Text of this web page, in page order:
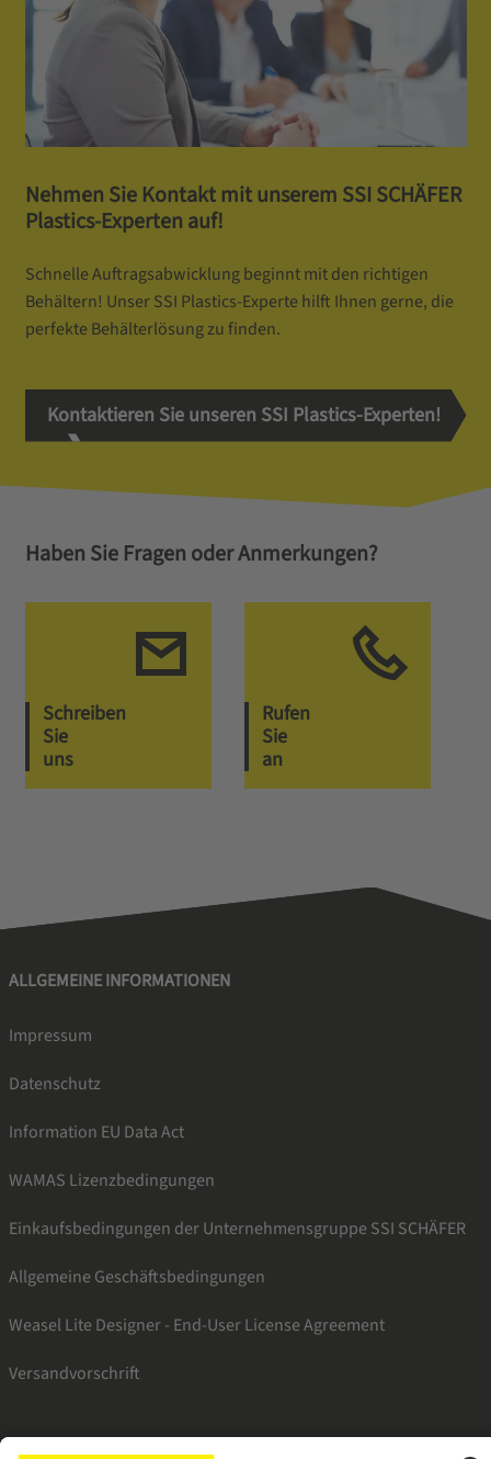
Nehmen Sie Kontakt mit unserem SSI SCHÄFER
Plastics-Experten auf!
Schnelle Auftragsabwicklung beginnt mit den richtigen
Behältern! Unser SSI Plastics-Experte hilft Ihnen gerne, die
perfekte Behälterlösung zu finden.
Kontaktieren Sie unseren SSI Plastics-Experten!
Haben Sie Fragen oder Anmerkungen?
Schreiben
Sie
uns
Rufen
Sie
an
ALLGEMEINE INFORMATIONEN
Impressum
Datenschutz
Information EU Data Act
WAMAS Lizenzbedingungen
Einkaufsbedingungen der Unternehmensgruppe SSI SCHÄFER
Allgemeine Geschäftsbedingungen
Weasel Lite Designer - End-User License Agreement
Versandvorschrift